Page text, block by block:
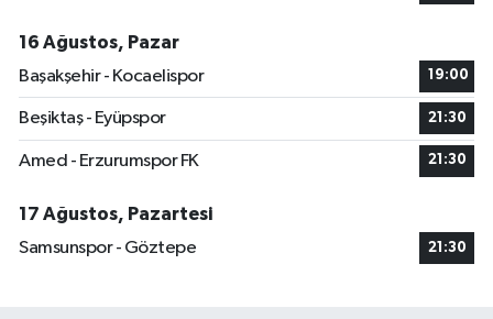
16 Ağustos, Pazar
Başakşehir - Kocaelispor
19:00
Beşiktaş - Eyüpspor 21:30
Amed - Erzurumspor FK 21:30
17 Ağustos, Pazartesi
Samsunspor - Göztepe
21:30